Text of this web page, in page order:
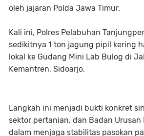
oleh jajaran Polda Jawa Timur.
Kali ini, Polres Pelabuhan
sedikitnya 1 ton jagung pipil kering
lokal ke Gudang Mini Lab Bulog di
Kemantren, Sidoarjo.
Langkah ini menjadi bukti konkret
sektor pertanian, dan Badan Urusan
dalam menjaga stabilitas pasokan